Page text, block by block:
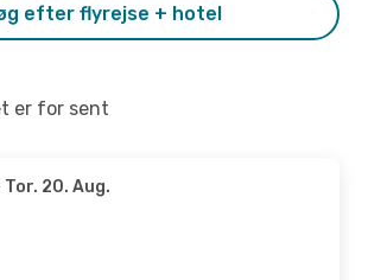
efter flyrejse + hotel
er for sent
Tor. 20. Aug.